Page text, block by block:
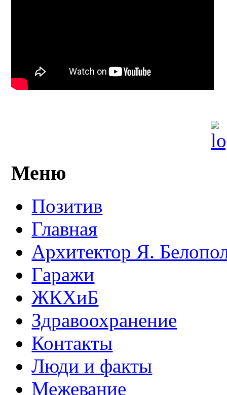
Меню
Позитив
Главная
Архитектор Я.
Гаражи
ЖКХиБ
Здравоохранение
Контакты
Люди и факты
Межевание